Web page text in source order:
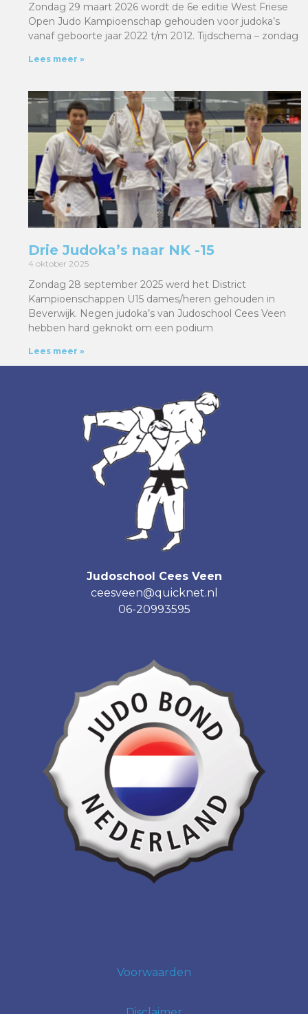
Zondag 29 maart 2026 wordt de 6e editie West Friese
Open Judo Kampioenschap gehouden voor judoka’s
vanaf geboorte jaar 2022 t/m 2012. Tijdschema – zondag
Lees meer »
Drie Judoka’s naar NK -15
4 oktober 2025
Zondag 28 september 2025 werd het District
Kampioenschappen U15 dames/heren gehouden in
Beverwijk. Negen judoka’s van Judoschool Cees Veen
hebben hard geknokt om een podium
Lees meer »
Judoschool Cees Veen
ceesveen@quicknet.nl
06-20993595
Voorwaarden